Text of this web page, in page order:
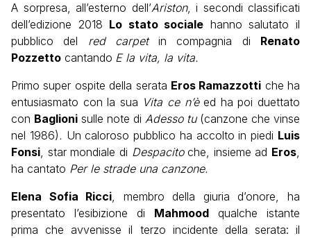
A sorpresa, all’esterno dell’Ariston, i secondi classificati
dell’edizione 2018 Lo stato sociale hanno salutato il
pubblico del red carpetin compagnia di Renato
Pozzetto cantando E la vita, la vita.
Primo super ospite della serata Eros Ramazzotti che ha
entusiasmato con la sua Vita ce n’èed ha poi duettato
con Baglioni sulle note di Adesso tu (canzone che vinse
nel 1986). Un caloroso pubblico ha accolto in piedi Luis
Fonsi, star mondiale di Despacitoche, insieme ad Eros,
ha cantato Per le strade una canzone.
Elena Sofia Ricci, membro della giuria d’onore, ha
presentato l’esibizione di Mahmood qualche istante
prima che avvenisse il terzo incidente della serata: il